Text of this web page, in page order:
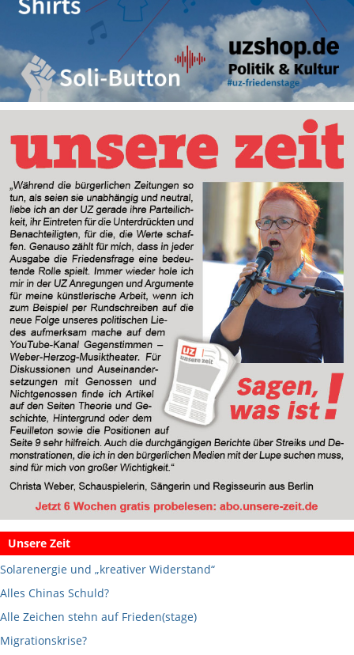
Unsere Zeit
Solarenergie und „kreativer Widerstand“
Alles Chinas Schuld?
Alle Zeichen stehn auf Frieden(stage)
Migrationskrise?